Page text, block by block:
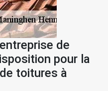
de
pour la
toitures à